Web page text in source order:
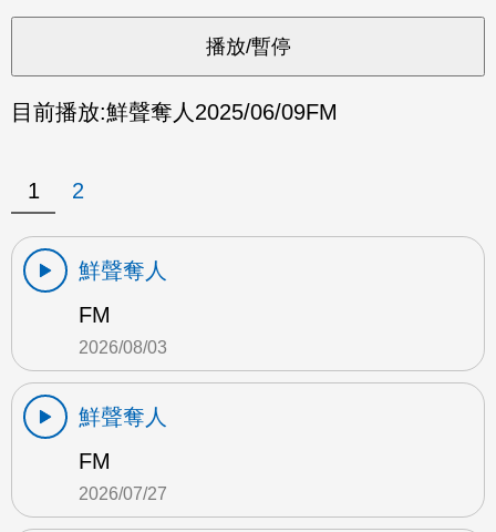
目前播放:鮮聲奪人2025/06/09FM
1 2
鮮聲奪人
FM
2026/08/03
鮮聲奪人
FM
2026/07/27